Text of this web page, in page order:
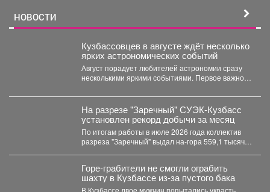
НОВОСТИ
Кузбассовцев в августе ждёт несколько
ярких астрономических событий
Август порадует любителей астрономии сразу
несколькими яркими событиями. Первое важное
На разрезе "Заречный" СУЭК-Кузбасс
установлен рекорд добычи за месяц
По итогам работы в июле 2026 года коллектив
разреза "Заречный" выдал на-гора 559,1 тысяч
Горе-грабители не смогли ограбить
шахту в Кузбассе из-за пустого бака